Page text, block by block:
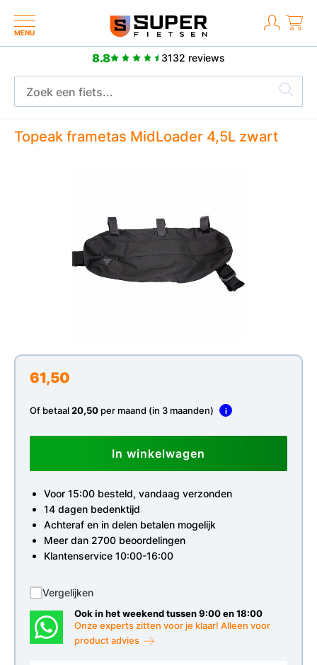
MENU
8.8 3132 reviews
2 jaar fabrieksgarantie
Topeak frametas MidLoader 4,5L zwart
61,50
Of betaal20,50 per maand (in 3 maanden) i
In winkelwagen
Voor 15:00 besteld, vandaag verzonden
14 dagen bedenktijd
Achteraf en in delen betalen mogelijk
Meer dan 2700 beoordelingen
Klantenservice 10:00-16:00
Vergelijken
Ook in het weekend tussen 9:00 en 18:00
Onze experts zitten voor je klaar! Alleen voor
product advies